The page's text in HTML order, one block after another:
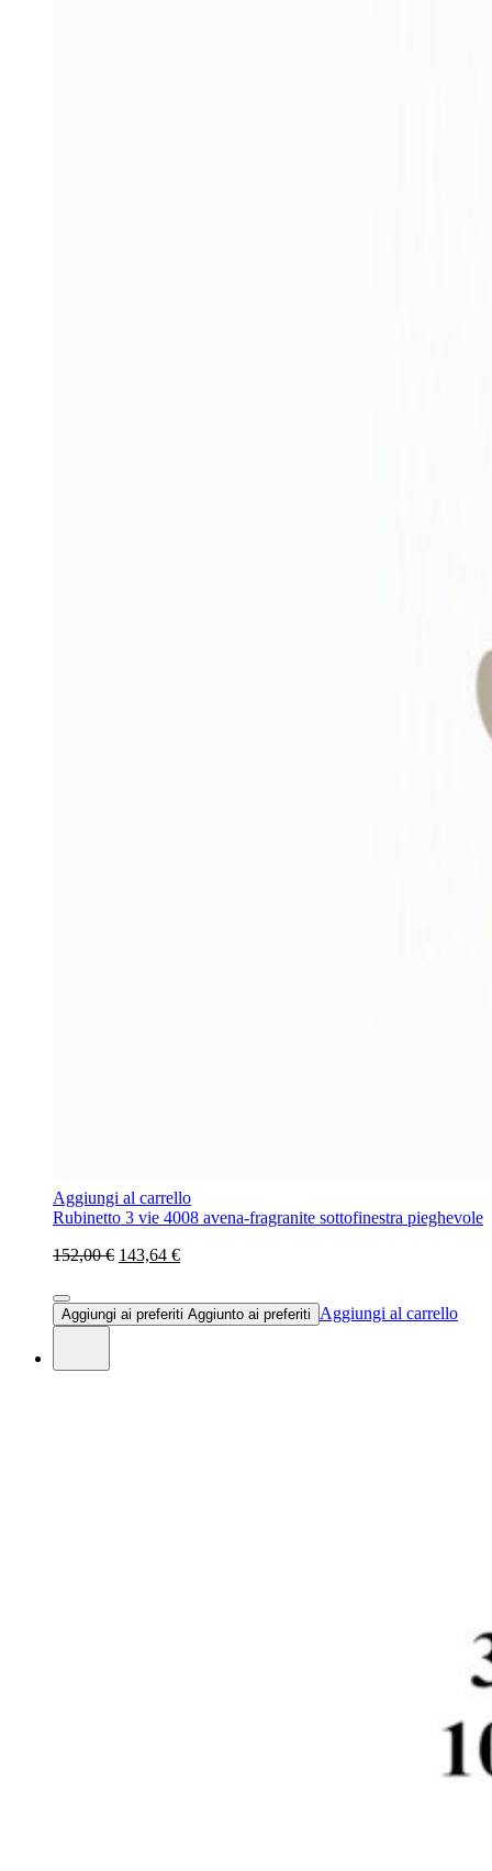
Aggiungi al carrello
Rubinetto 3 vie 4008 avena-fragranite sottofinestra pieghevole
152,00 € 143,64 €
Aggiungi ai preferiti Aggiunto ai preferiti Aggiungi al carrello